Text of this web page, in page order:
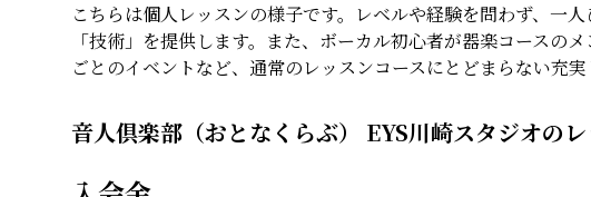
こちらは個人レッスンの様子です。レベルや経験を問わず、一
「技術」を提供します。また、ボーカル初心者が器楽コースの
ごとのイベントなど、通常のレッスンコースにとどまらない充実
音人倶楽部（おとなくらぶ） EYS川崎スタジオの